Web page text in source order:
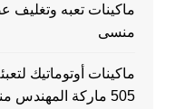
منسى
ماكينات أوتوماتيك
505 ماركة المهندس منسى